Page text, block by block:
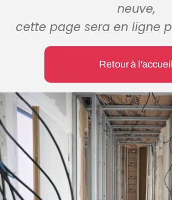
neuve,
cette page sera en ligne
Retour à l'accueil